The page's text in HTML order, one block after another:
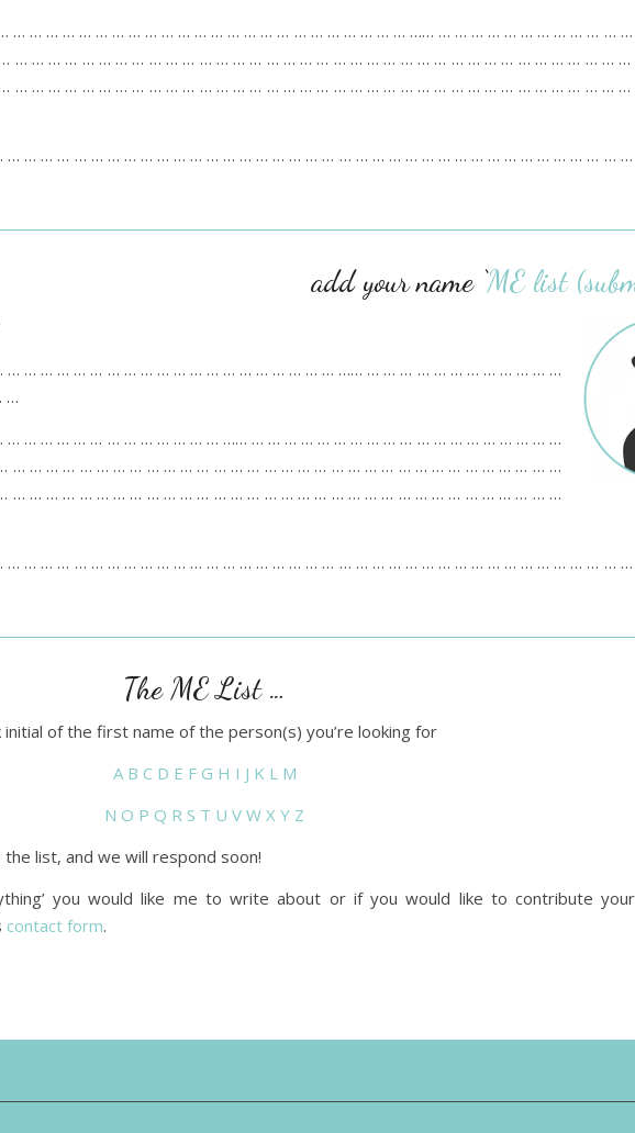
… … … … … … … … … … … … … … … … … … … … … … … … …… … … … … … … … … … … …
… … … … … … … … … … … … … … … … … … … … … … … … … … … … … … … … … … … …
… … … … … … … … … … … … … … … … … … … … … … … … … … … … … … … … … … … …
… … … … … … … … … … … … … … … … … … … … … … … … … … … … … … … … … … … …
add your name ‘ME list
… … … … … … … … … … … … … … … … … … … …… … … … … … … … … … … … …
…
… … … … … … … … … … … … …… … … … … … … … … … … … … … … … … … … …
… … … … … … … … … … … … … … … … … … … … … … … … … … … … … … … … …
… … … … … … … … … … … … … … … … … … … … … … … … … … … … … … … … …
… … … … … … … … … … … … … … … … … … … … … … … … … … … … … … … … … … … …
The ME List …
initial of the first name of the person(s) you’re looking for
A B C D E F G H I J K L M
N O P Q R S T U V W X Y Z
list, and we will respond soon!
you would like me to write about or if you would like to contribute
contact form.